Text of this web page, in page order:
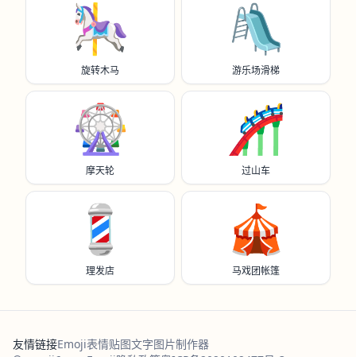
🎠
旋转木马
🛝
游乐场滑梯
🎡
摩天轮
🎢
过山车
💈
理发店
🎪
马戏团帐篷
友情链接Emoji表情贴图文字图片制作器